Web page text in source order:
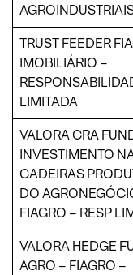
TRUST FEEDER
IMOBILIÁRIO –
LIMITADA
VALORA CRA
INVESTIMENTO
CADEIRAS
DO
FIAGRO – RESP
VALORA HEDGE
AGRO – FIAGRO –